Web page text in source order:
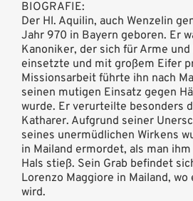
BIOGRAFIE:
Der Hl. Aquilin, auch Wenzelin
Jahr 970 in Bayern geboren. Er
Kanoniker, der sich für Arme
einsetzte und mit großem Eifer
Missionsarbeit führte ihn nach
seinen mutigen Einsatz gegen
wurde. Er verurteilte besonders
Katharer. Aufgrund seiner
seines unermüdlichen Wirkens
in Mailand ermordet, als man
Hals stieß. Sein Grab befindet
Lorenzo Maggiore in Mailand,
wird.